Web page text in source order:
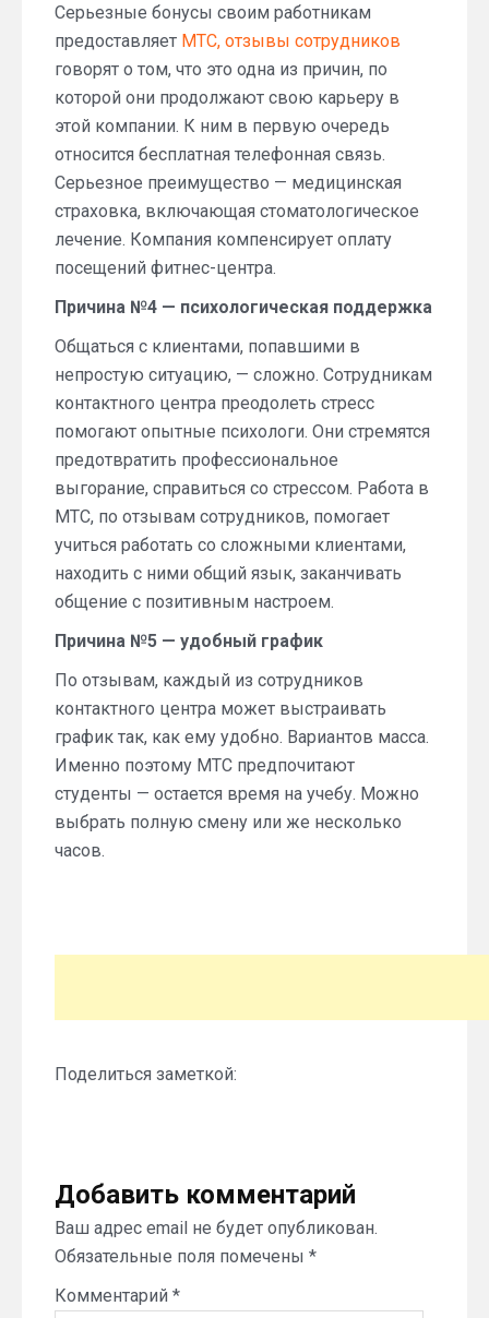
Серьезные бонусы своим работникам
предоставляет МТС, отзывы сотрудников
говорят о том, что это одна из причин, по
которой они продолжают свою карьеру в
этой компании. К ним в первую очередь
относится бесплатная телефонная связь.
Серьезное преимущество — медицинская
страховка, включающая стоматологическое
лечение. Компания компенсирует оплату
посещений фитнес-центра.
Причина №4 — психологическая поддержка
Общаться с клиентами, попавшими в
непростую ситуацию, — сложно. Сотрудникам
контактного центра преодолеть стресс
помогают опытные психологи. Они стремятся
предотвратить профессиональное
выгорание, справиться со стрессом. Работа в
МТС, по отзывам сотрудников, помогает
учиться работать со сложными клиентами,
находить с ними общий язык, заканчивать
общение с позитивным настроем.
Причина №5 — удобный график
По отзывам, каждый из сотрудников
контактного центра может выстраивать
график так, как ему удобно. Вариантов масса.
Именно поэтому МТС предпочитают
студенты — остается время на учебу. Можно
выбрать полную смену или же несколько
часов.
Поделиться заметкой:
Добавить комментарий
Ваш адрес email не будет опубликован.
Обязательные поля помечены *
Комментарий *